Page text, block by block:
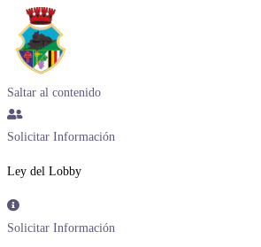
Saltar al contenido
Solicitar Información
Ley del Lobby
Solicitar Información